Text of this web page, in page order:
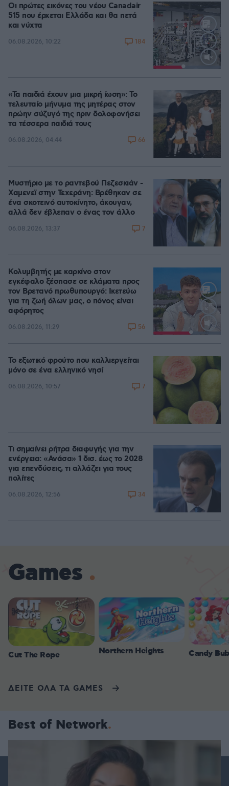
Οι πρώτες εικόνες του νέου Canadair
515 που έρχεται Ελλάδα και θα πετά
και νύχτα
06.08.2026, 10:22 184
«Τα παιδιά έχουν μια μικρή ίωση»: Το
τελευταίο μήνυμα της μητέρας στον
πρώην σύζυγό της πριν δολοφονήσει
τα τέσσερα παιδιά τους
06.08.2026, 04:44 66
Μυστήριο με το ραντεβού Πεζεσκιάν -
Χαμενεϊ στην Τεχεράνη: Βρέθηκαν σε
ένα σκοτεινό αυτοκίνητο, άκουγαν,
αλλά δεν έβλεπαν ο ένας τον άλλο
06.08.2026, 13:37 7
Loaded:
Κολυμβητής με καρκίνο στον
εγκέφαλο ξέσπασε σε κλάματα προς
τον Βρετανό πρωθυπουργό: Ικετεύω
για τη ζωή όλων μας, ο πόνος είναι
αφόρητος
06.08.2026, 11:29 56
Το εξωτικό φρούτο που καλλιεργείται
μόνο σε ένα ελληνικό νησί
06.08.2026, 10:57 7
Τι σημαίνει ρήτρα διαφυγής για την
ενέργεια: «Ανάσα» 1 δισ. έως το 2028
για επενδύσεις, τι αλλάζει για τους
πολίτες
06.08.2026, 12:56 34
Games
Cut The Rope Northern Heights Candy
ΔΕΙΤΕ ΟΛΑ ΤΑ GAMES
Best of Network